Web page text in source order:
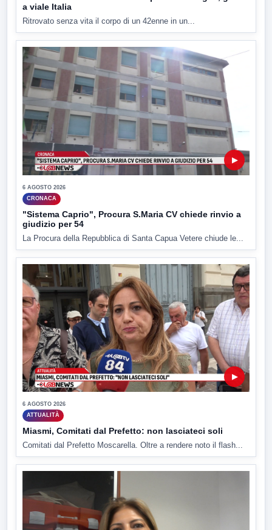
a viale Italia
Ritrovato senza vita il corpo di un 42enne in un...
▶
6 AGOSTO 2026
CRONACA
"Sistema Caprio", Procura S.Maria CV chiede rinvio a
giudizio per 54
La Procura della Repubblica di Santa Capua Vetere chiude le...
▶
6 AGOSTO 2026
ATTUALITÀ
Miasmi, Comitati dal Prefetto: non lasciateci soli
Comitati dal Prefetto Moscarella. Oltre a rendere noto il flash...